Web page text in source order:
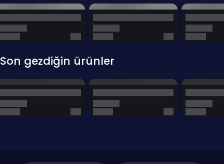
Son gezdiğin ürünler